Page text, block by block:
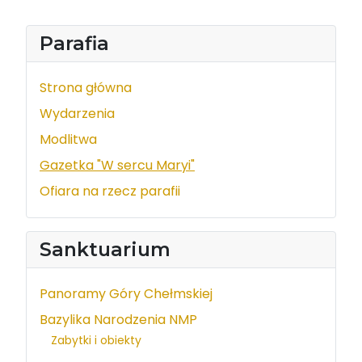
Parafia
Strona główna
Wydarzenia
Modlitwa
Gazetka "W sercu Maryi"
Ofiara na rzecz parafii
Sanktuarium
Panoramy Góry Chełmskiej
Bazylika Narodzenia NMP
Zabytki i obiekty